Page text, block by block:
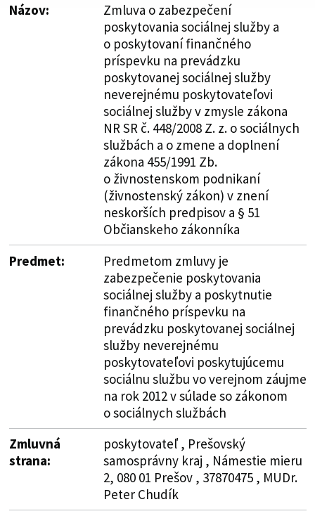
Názov:
Zmluva o zabezpečení
poskytovania sociálnej služby a
o poskytovaní finančného
príspevku na prevádzku
poskytovanej sociálnej služby
neverejnému poskytovateľovi
sociálnej služby v zmysle zákona
NR SR č. 448/2008 Z. z. o sociálnych
službách a o zmene a doplnení
zákona 455/1991 Zb.
o živnostenskom podnikaní
(živnostenský zákon) v znení
neskorších predpisov a § 51
Občianskeho zákonníka
Predmet:
Predmetom zmluvy je
zabezpečenie poskytovania
sociálnej služby a poskytnutie
finančného príspevku na
prevádzku poskytovanej sociálnej
služby neverejnému
poskytovateľovi poskytujúcemu
sociálnu službu vo verejnom záujme
na rok 2012 v súlade so zákonom
o sociálnych službách
Zmluvná
strana:
poskytovateľ , Prešovský
samosprávny kraj , Námestie mieru
2, 080 01 Prešov , 37870475 , MUDr.
Peter Chudík